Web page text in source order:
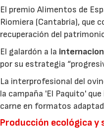
El premio Alimentos de
Riomiera (Cantabria), que
recuperación del
El galardón a la
por su estrategia
La interprofesional del
la campaña 'El Paquito'
carne en formatos
Producción ecológica y